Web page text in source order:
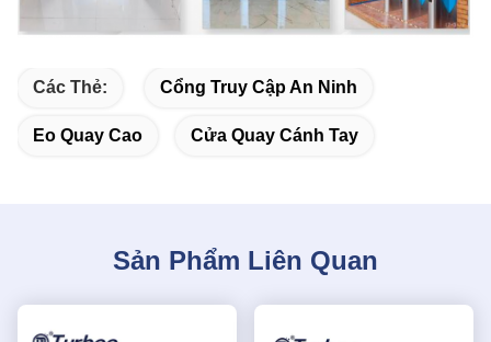
Các Thẻ: Cổng Truy Cập An Ninh
Eo Quay Cao Cửa Quay Cánh Tay
Sản Phẩm Liên Quan